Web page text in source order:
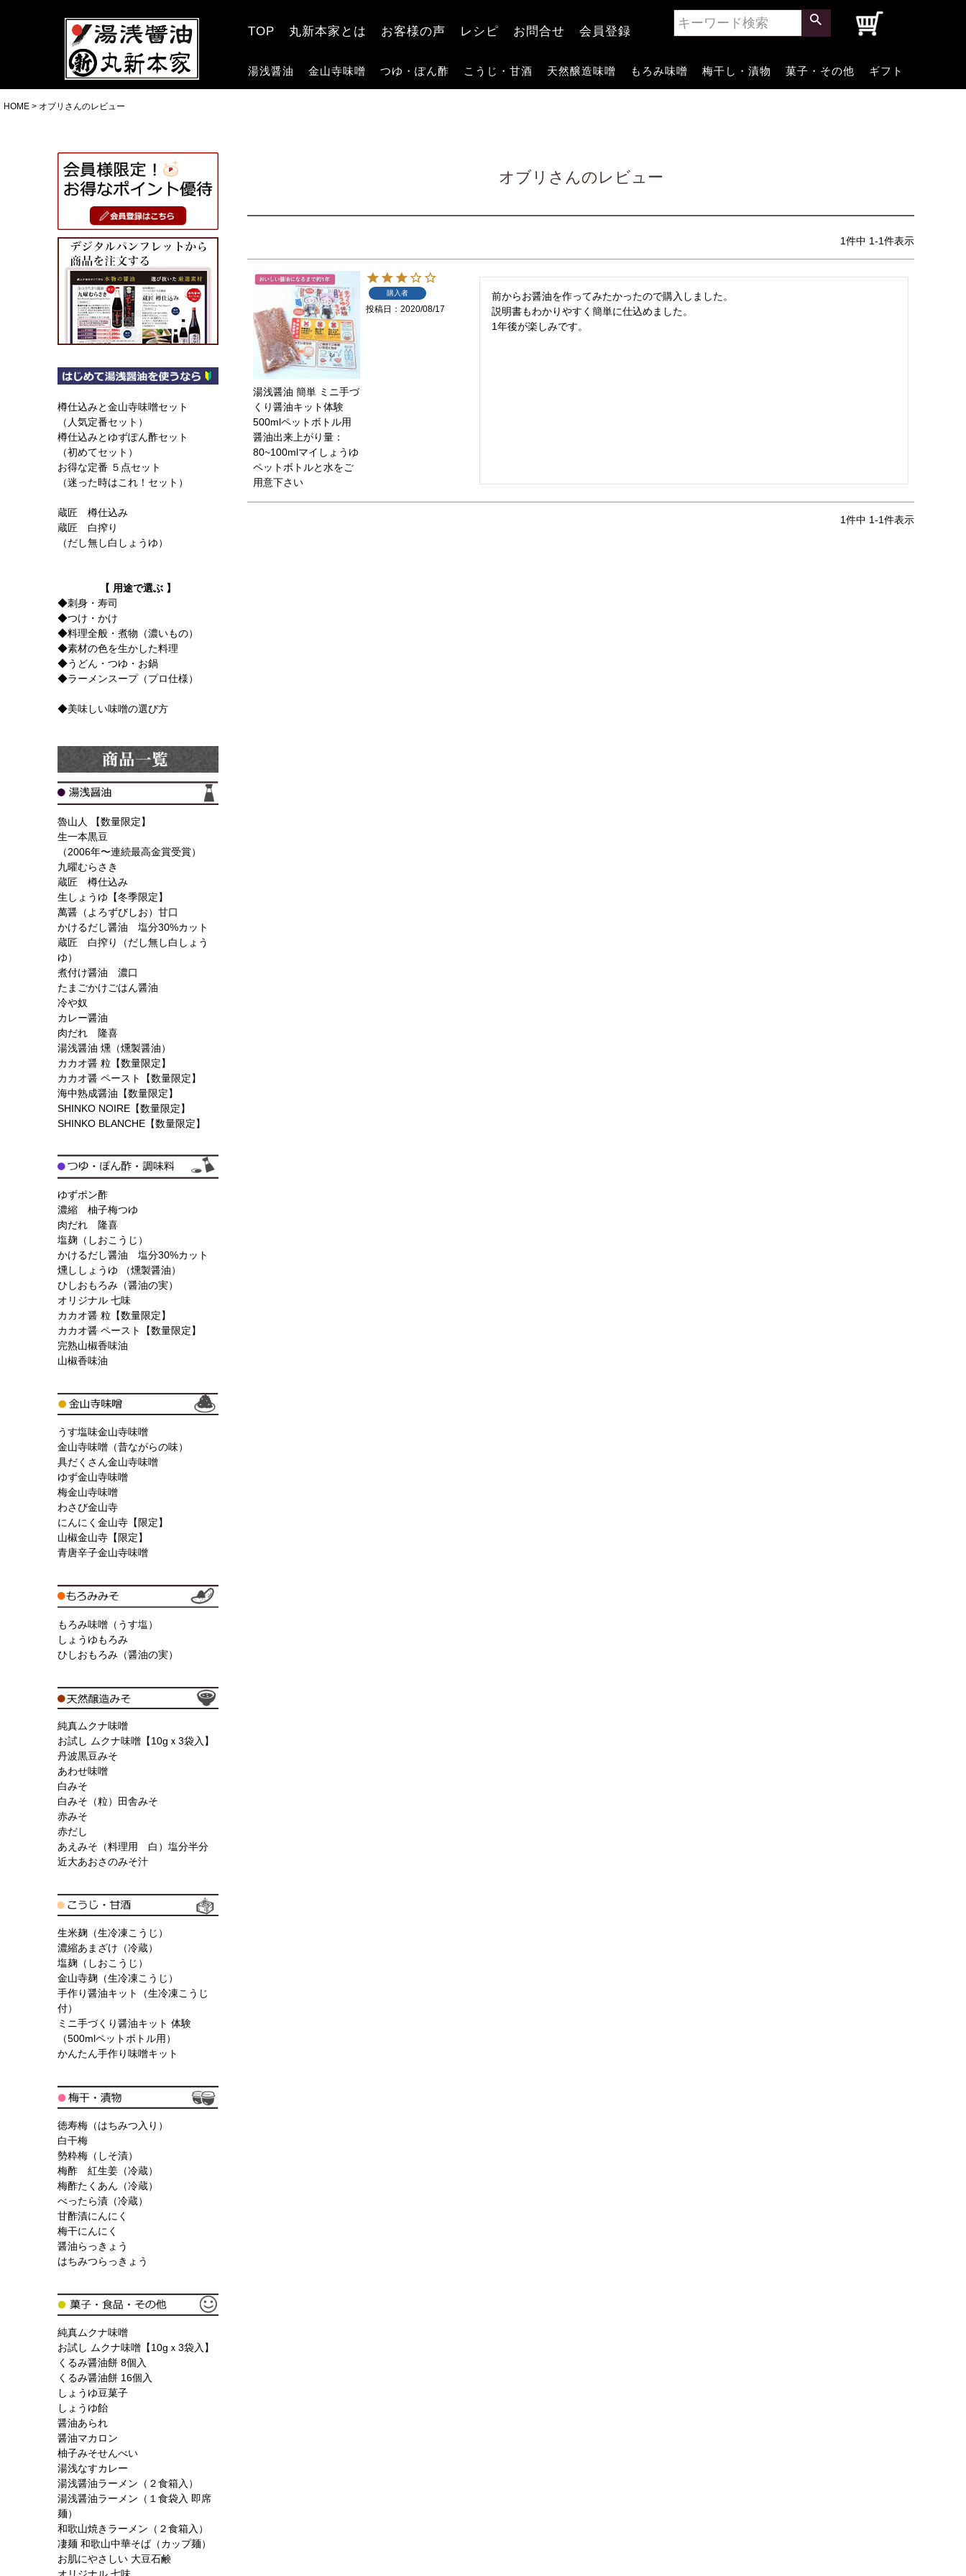
TOP 丸新本家とは お客様の声 レシピ お問合せ 会員登録
湯浅醤油 金山寺味噌 つゆ・ぽん酢 こうじ・甘酒 天然醸造味噌 もろみ味噌 梅干し・漬物 菓子・その他 ギフト
HOME オブリさんのレビュー
樽仕込みと金山寺味噌セット
（人気定番セット）
樽仕込みとゆずぽん酢セット
（初めてセット）
お得な定番 ５点セット
（迷った時はこれ！セット）
蔵匠 樽仕込み
蔵匠 白搾り
（だし無し白しょうゆ）
【 用途で選ぶ 】
◆刺身・寿司
◆つけ・かけ
◆料理全般・煮物（濃いもの）
◆素材の色を生かした料理
◆うどん・つゆ・お鍋
◆ラーメンスープ（プロ仕様）
◆美味しい味噌の選び方
魯山人 【数量限定】
生一本黒豆
（2006年〜連続最高金賞受賞）
九曜むらさき
蔵匠 樽仕込み
生しょうゆ【冬季限定】
萬醤（よろずびしお）甘口
かけるだし醤油 塩分30%カット
蔵匠 白搾り（だし無し白しょう
ゆ）
煮付け醤油 濃口
たまごかけごはん醤油
冷や奴
カレー醤油
肉だれ 隆喜
湯浅醤油 燻（燻製醤油）
カカオ醤 粒【数量限定】
カカオ醤 ペースト【数量限定】
海中熟成醤油【数量限定】
SHINKO NOIRE【数量限定】
SHINKO BLANCHE【数量限定】
ゆずポン酢
濃縮 柚子梅つゆ
肉だれ 隆喜
塩麹（しおこうじ）
かけるだし醤油 塩分30%カット
燻ししょうゆ （燻製醤油）
ひしおもろみ（醤油の実）
オリジナル 七味
カカオ醤 粒【数量限定】
カカオ醤 ペースト【数量限定】
完熟山椒香味油
山椒香味油
うす塩味金山寺味噌
金山寺味噌（昔ながらの味）
具だくさん金山寺味噌
ゆず金山寺味噌
梅金山寺味噌
わさび金山寺
にんにく金山寺【限定】
山椒金山寺【限定】
青唐辛子金山寺味噌
もろみ味噌（うす塩）
しょうゆもろみ
ひしおもろみ（醤油の実）
純真ムクナ味噌
お試し ムクナ味噌【10gｘ3袋入】
丹波黒豆みそ
あわせ味噌
白みそ
白みそ（粒）田舎みそ
赤みそ
赤だし
あえみそ（料理用 白）塩分半分
近大あおさのみそ汁
生米麹（生冷凍こうじ）
濃縮あまざけ（冷蔵）
塩麹（しおこうじ）
金山寺麹（生冷凍こうじ）
手作り醤油キット（生冷凍こうじ
付）
ミニ手づくり醤油キット 体験
（500mlペットボトル用）
かんたん手作り味噌キット
徳寿梅（はちみつ入り）
白干梅
勢粋梅（しそ漬）
梅酢 紅生姜（冷蔵）
梅酢たくあん（冷蔵）
べったら漬（冷蔵）
甘酢漬にんにく
梅干にんにく
醤油らっきょう
はちみつらっきょう
純真ムクナ味噌
お試し ムクナ味噌【10gｘ3袋入】
くるみ醤油餅 8個入
くるみ醤油餅 16個入
しょうゆ豆菓子
しょうゆ飴
醤油あられ
醤油マカロン
柚子みそせんべい
湯浅なすカレー
湯浅醤油ラーメン（２食箱入）
湯浅醤油ラーメン（１食袋入 即席
麺）
和歌山焼きラーメン（２食箱入）
凄麺 和歌山中華そば（カップ麺）
お肌にやさしい 大豆石鹸
オブリさんのレビュー
1件中 1-1件表示
湯浅醤油 簡単 ミニ手づ
くり醤油キット体験
500mlペットボトル用
醤油出来上がり量：
80~100mlマイしょうゆ
ペットボトルと水をご
用意下さい
購入者
投稿日 2020/08/17
前からお醤油を作ってみたかったので購入しました。
説明書もわかりやすく簡単に仕込めました。
1件中 1-1件表示